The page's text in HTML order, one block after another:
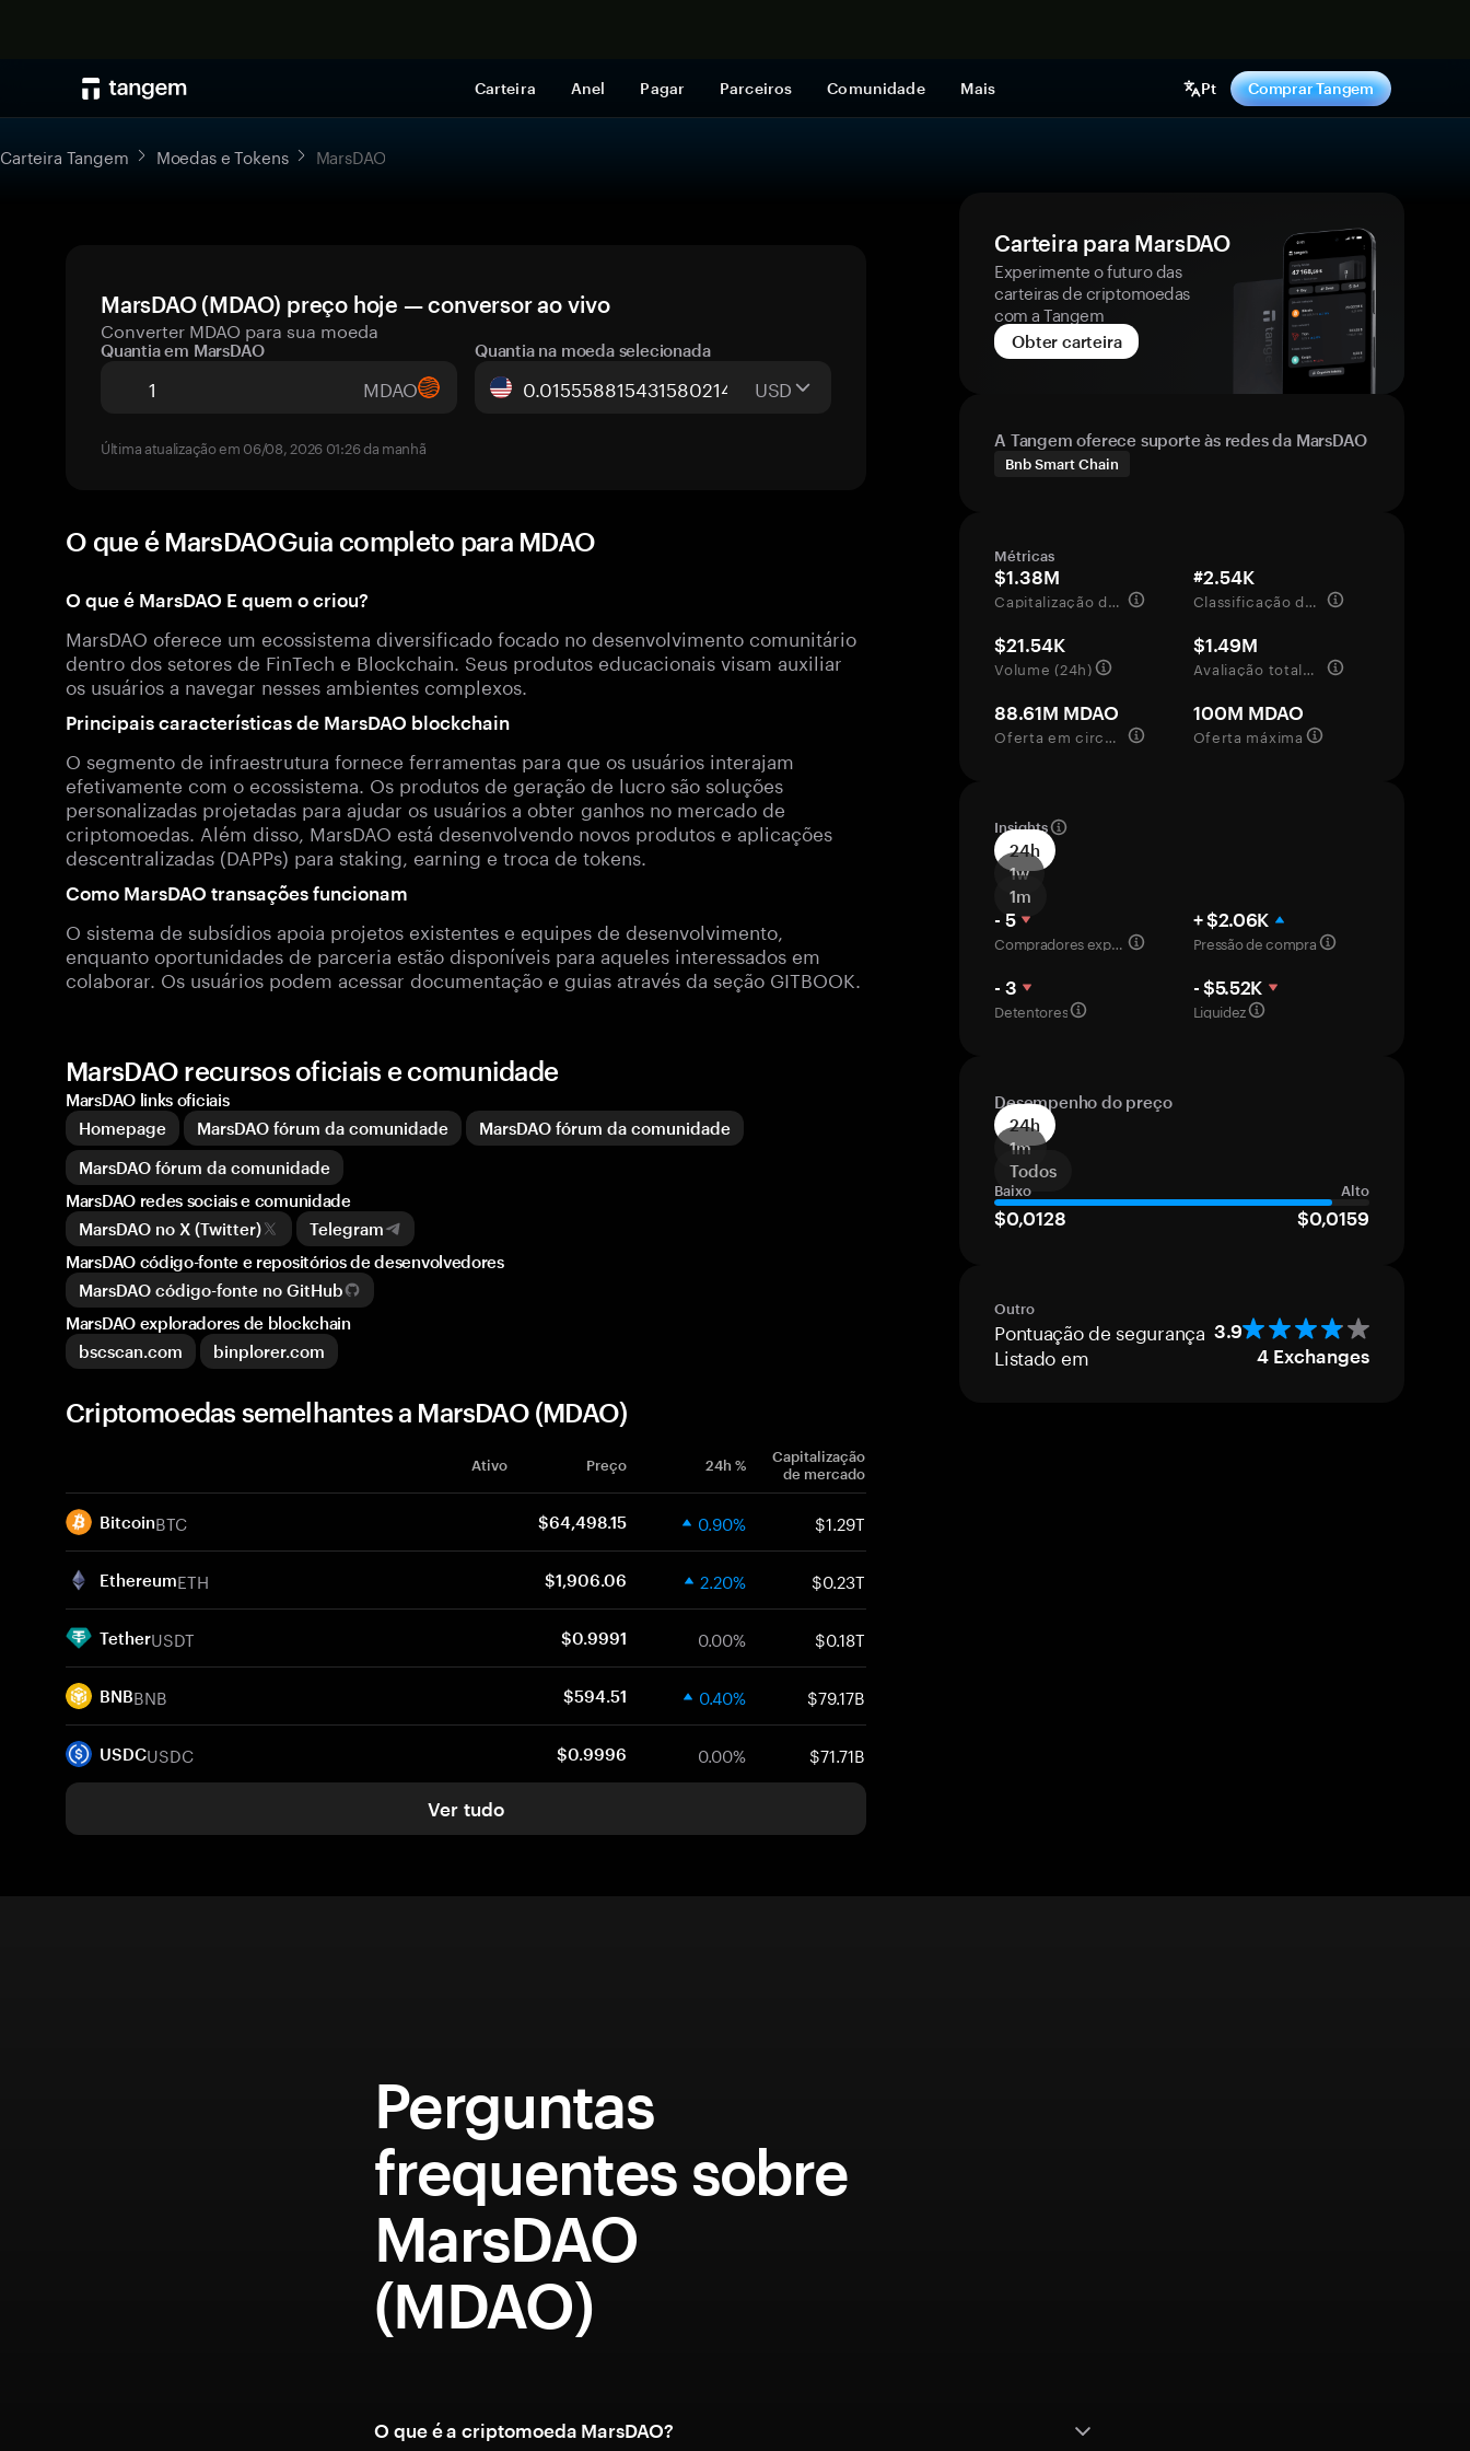
Carteira Anel Pagar Parceiros Comunidade Mais Pt Comprar Tangem
Carteira Tangem Moedas e Tokens MarsDAO
MarsDAO (MDAO) preço hoje — conversor ao vivo
Converter MDAO para sua moeda
Quantia em MarsDAO
MDAO
Quantia na moeda selecionada
USD
Última atualização em 06/08, 2026 01:26 da manhã
O que é MarsDAOGuia completo para MDAO
O que é MarsDAO E quem o criou?
MarsDAO oferece um ecossistema diversificado focado no desenvolvimento comunitário
dentro dos setores de FinTech e Blockchain. Seus produtos educacionais visam auxiliar
os usuários a navegar nesses ambientes complexos.
Principais características de MarsDAO blockchain
O segmento de infraestrutura fornece ferramentas para que os usuários interajam
efetivamente com o ecossistema. Os produtos de geração de lucro são soluções
personalizadas projetadas para ajudar os usuários a obter ganhos no mercado de
criptomoedas. Além disso, MarsDAO está desenvolvendo novos produtos e aplicações
descentralizadas (DAPPs) para staking, earning e troca de tokens.
Como MarsDAO transações funcionam
O sistema de subsídios apoia projetos existentes e equipes de desenvolvimento,
enquanto oportunidades de parceria estão disponíveis para aqueles interessados em
colaborar. Os usuários podem acessar documentação e guias através da seção GITBOOK.
Carteira para MarsDAO
Experimente o futuro das
carteiras de criptomoedas
com a Tangem
Obter carteira
A Tangem oferece suporte às redes da MarsDAO
Bnb Smart Chain
Métricas
$1.38M
Capitalização de mercado
#2.54K
Classificação de mercado
$21.54K
Volume (24h)
$1.49M
Avaliação totalmente diluída
88.61M MDAO
Oferta em circulação
100M MDAO
Oferta máxima
Insights
24h
1w
1m
- 5
Compradores experientes
+ $2.06K
Pressão de compra
- 3
Detentores
- $5.52K
Liquidez
Desempenho do preço
24h
1m
Todos
Baixo Alto
$0,0128 $0,0159
Outro
Pontuação de segurança 3.9
Listado em 4 Exchanges
MarsDAO recursos oficiais e comunidade
MarsDAO links oficiais
Homepage
MarsDAO fórum da comunidade
MarsDAO fórum da comunidade
MarsDAO fórum da comunidade
MarsDAO redes sociais e comunidade
MarsDAO no X (Twitter)
Telegram
MarsDAO código-fonte e repositórios de desenvolvedores
MarsDAO código-fonte no GitHub
MarsDAO exploradores de blockchain
bscscan.com
binplorer.com
Criptomoedas semelhantes a MarsDAO (MDAO)
Ativo Preço 24h %
Capitalização
de mercado
BitcoinBTC $64,498.15 0.90% $1.29T
EthereumETH $1,906.06 2.20% $0.23T
TetherUSDT $0.9991 0.00% $0.18T
BNBBNB $594.51 0.40% $79.17B
USDCUSDC $0.9996 0.00% $71.71B
Ver tudo
Perguntas
frequentes sobre
MarsDAO
(MDAO)
O que é a criptomoeda MarsDAO?